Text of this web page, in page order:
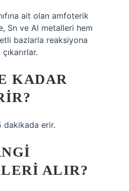
ait olan amfoterik
Sn ve Al metalleri hem
bazlarla reaksiyona
KADAR
dakikada erir.
ALIR?